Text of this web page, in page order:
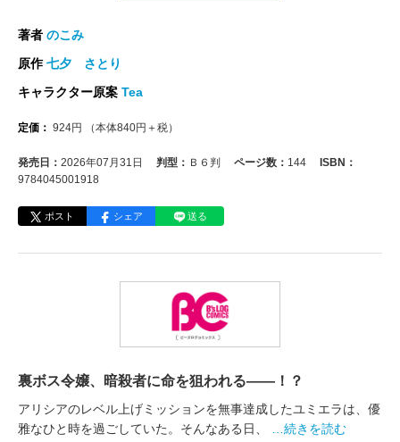
著者 のこみ
原作七夕 さとり
キャラクター原案 Tea
定価： 924円 （本体840円＋税）
発売日： 2026年07月31日 判型： Ｂ６判 ページ数： 144
ISBN：
9784045001918
ポスト シェア 送る
裏ボス令嬢、暗殺者に命を狙われる――！？
アリシアのレベル上げミッションを無事達成したユミエラは、優
雅なひと時を過ごしていた。そんなある日、
…続きを読む